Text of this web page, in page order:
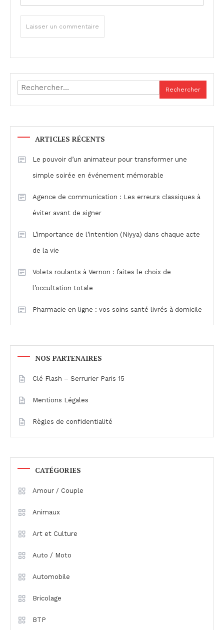
Rechercher :
ARTICLES RÉCENTS
Le pouvoir d’un animateur pour transformer une
simple soirée en événement mémorable
Agence de communication : Les erreurs classiques à
éviter avant de signer
L’importance de l’intention (Niyya) dans chaque acte
de la vie
Volets roulants à Vernon : faites le choix de
l’occultation totale
Pharmacie en ligne : vos soins santé livrés à domicile
NOS PARTENAIRES
Clé Flash – Serrurier Paris 15
Mentions Légales
Règles de confidentialité
CATÉGORIES
Amour / Couple
Animaux
Art et Culture
Auto / Moto
Automobile
Bricolage
BTP